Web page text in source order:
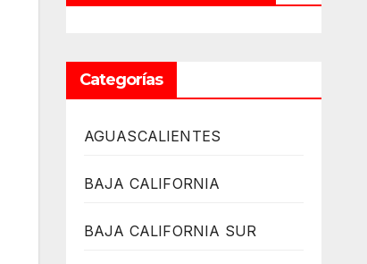
Categorías
AGUASCALIENTES
BAJA CALIFORNIA
BAJA CALIFORNIA SUR